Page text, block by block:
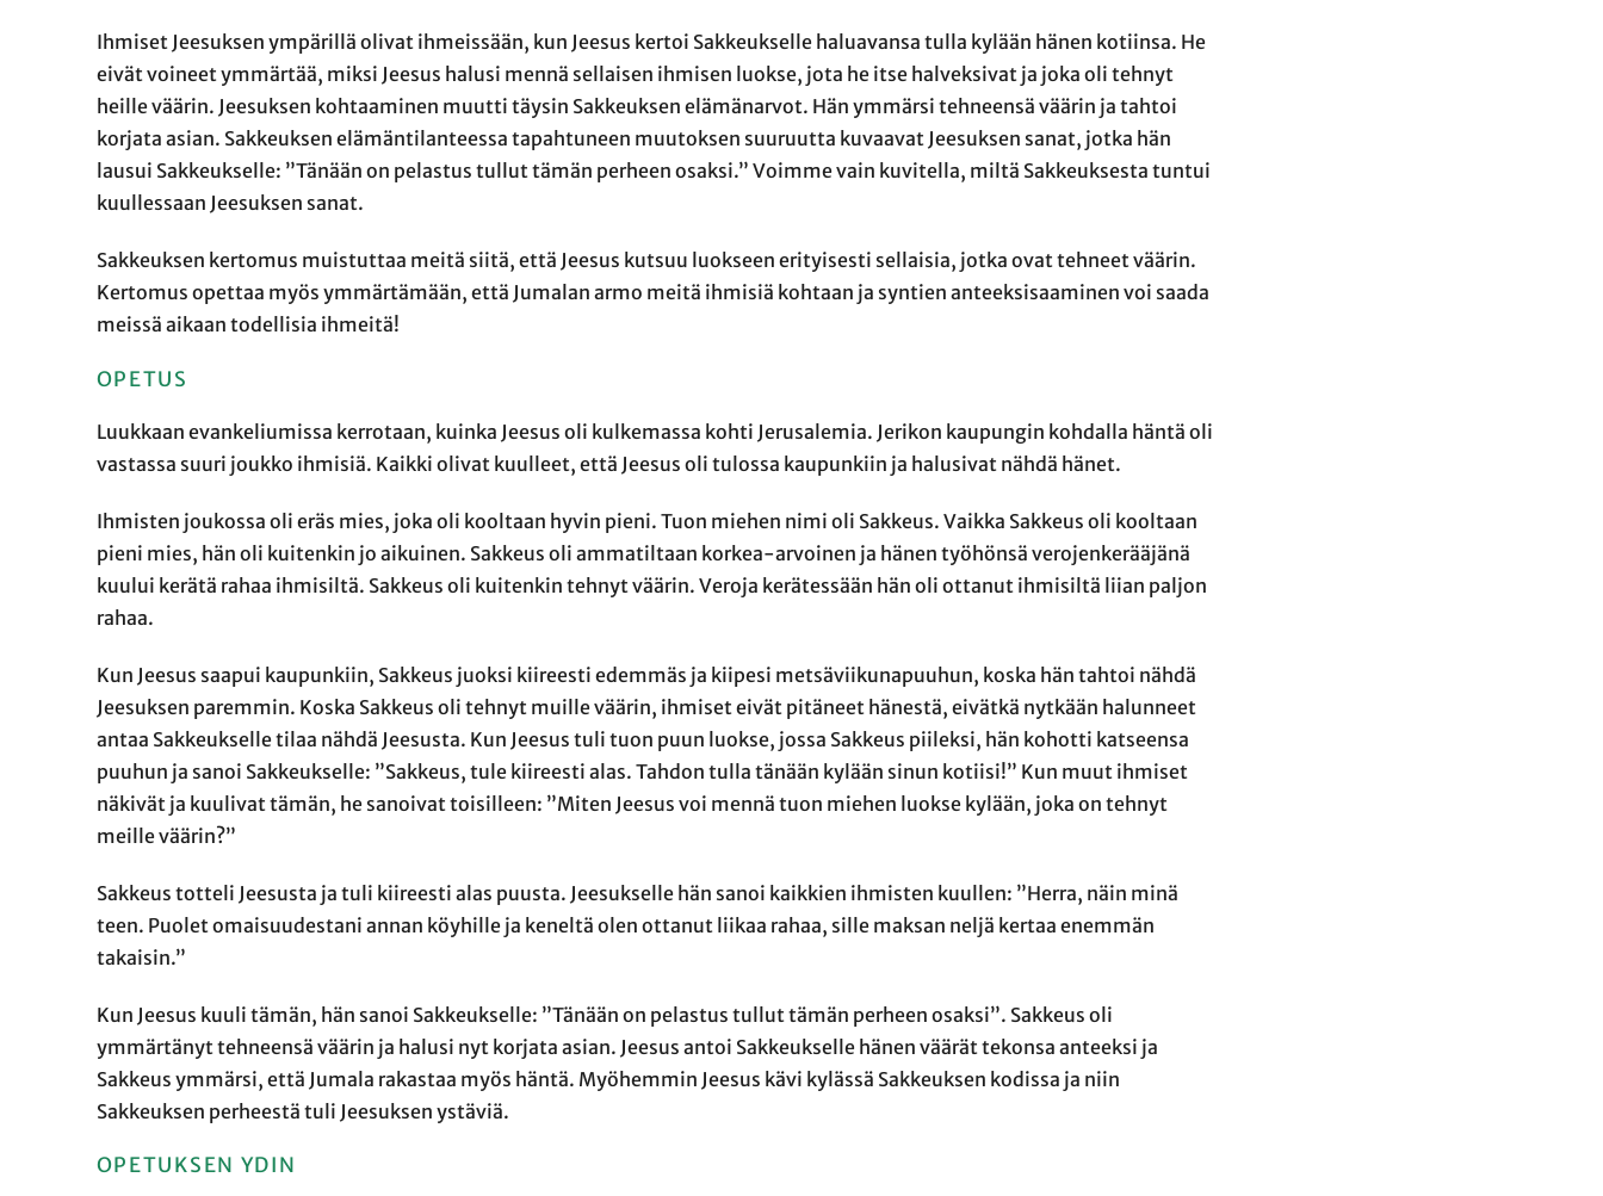
Ihmiset Jeesuksen ympärillä olivat ihmeissään, kun Jeesus kertoi Sakkeukselle haluavansa tulla kylään hänen kotiinsa. He
eivät voineet ymmärtää, miksi Jeesus halusi mennä sellaisen ihmisen luokse, jota he itse halveksivat ja joka oli tehnyt
heille väärin. Jeesuksen kohtaaminen muutti täysin Sakkeuksen elämänarvot. Hän ymmärsi tehneensä väärin ja tahtoi
korjata asian. Sakkeuksen elämäntilanteessa tapahtuneen muutoksen suuruutta kuvaavat Jeesuksen sanat, jotka hän
lausui Sakkeukselle: ”Tänään on pelastus tullut tämän perheen osaksi.” Voimme vain kuvitella, miltä Sakkeuksesta tuntui
kuullessaan Jeesuksen sanat.
Sakkeuksen kertomus muistuttaa meitä siitä, että Jeesus kutsuu luokseen erityisesti sellaisia, jotka ovat tehneet väärin.
Kertomus opettaa myös ymmärtämään, että Jumalan armo meitä ihmisiä kohtaan ja syntien anteeksisaaminen voi saada
meissä aikaan todellisia ihmeitä!
OPETUS
Luukkaan evankeliumissa kerrotaan, kuinka Jeesus oli kulkemassa kohti Jerusalemia. Jerikon kaupungin kohdalla häntä oli
vastassa suuri joukko ihmisiä. Kaikki olivat kuulleet, että Jeesus oli tulossa kaupunkiin ja halusivat nähdä hänet.
Ihmisten joukossa oli eräs mies, joka oli kooltaan hyvin pieni. Tuon miehen nimi oli Sakkeus. Vaikka Sakkeus oli kooltaan
pieni mies, hän oli kuitenkin jo aikuinen. Sakkeus oli ammatiltaan korkea-arvoinen ja hänen työhönsä verojenkerääjänä
kuului kerätä rahaa ihmisiltä. Sakkeus oli kuitenkin tehnyt väärin. Veroja kerätessään hän oli ottanut ihmisiltä liian paljon
rahaa.
Kun Jeesus saapui kaupunkiin, Sakkeus juoksi kiireesti edemmäs ja kiipesi metsäviikunapuuhun, koska hän tahtoi nähdä
Jeesuksen paremmin. Koska Sakkeus oli tehnyt muille väärin, ihmiset eivät pitäneet hänestä, eivätkä nytkään halunneet
antaa Sakkeukselle tilaa nähdä Jeesusta. Kun Jeesus tuli tuon puun luokse, jossa Sakkeus piileksi, hän kohotti katseensa
puuhun ja sanoi Sakkeukselle: ”Sakkeus, tule kiireesti alas. Tahdon tulla tänään kylään sinun kotiisi!” Kun muut ihmiset
näkivät ja kuulivat tämän, he sanoivat toisilleen: ”Miten Jeesus voi mennä tuon miehen luokse kylään, joka on tehnyt
meille väärin?”
Sakkeus totteli Jeesusta ja tuli kiireesti alas puusta. Jeesukselle hän sanoi kaikkien ihmisten kuullen: ”Herra, näin minä
teen. Puolet omaisuudestani annan köyhille ja keneltä olen ottanut liikaa rahaa, sille maksan neljä kertaa enemmän
takaisin.”
Kun Jeesus kuuli tämän, hän sanoi Sakkeukselle: ”Tänään on pelastus tullut tämän perheen osaksi”. Sakkeus oli
ymmärtänyt tehneensä väärin ja halusi nyt korjata asian. Jeesus antoi Sakkeukselle hänen väärät tekonsa anteeksi ja
Sakkeus ymmärsi, että Jumala rakastaa myös häntä. Myöhemmin Jeesus kävi kylässä Sakkeuksen kodissa ja niin
Sakkeuksen perheestä tuli Jeesuksen ystäviä.
OPETUKSEN YDIN